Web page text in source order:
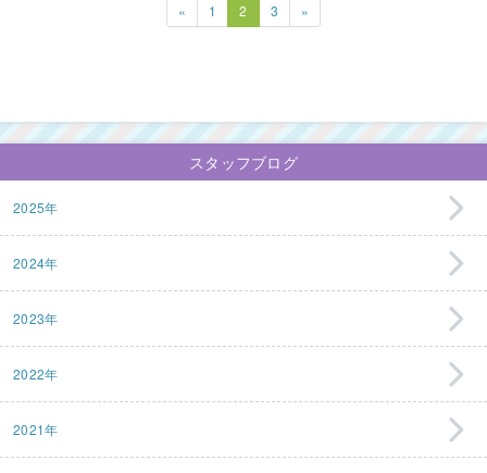
« 1 2 3 »
スタッフブログ
2025年
2024年
2023年
2022年
2021年